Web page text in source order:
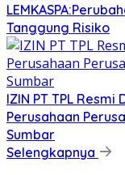
Tanggung Risiko
IZIN PT TPL
Perusahaan
Sumbar
Selengkapnya